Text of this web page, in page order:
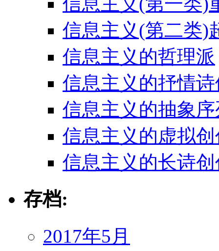
信息主义(第二类)
信息主义的哲理派
信息主义的抒情
信息主义的抽象
信息主义的虚拟
信息主义的长诗
存档:
2017年5月